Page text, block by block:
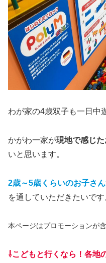
わが家の4歳双子も一日中
かがわ一家が現地で感じ
いと思います。
2歳～5歳くらいのお子さ
を通していただきたいです
本ページはプロモーションが
⇩こどもと行くなら！各地